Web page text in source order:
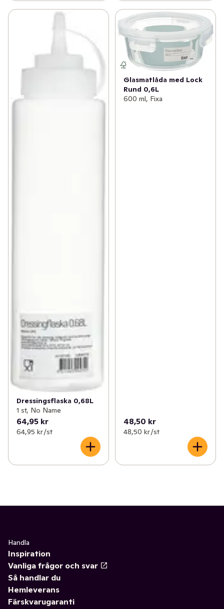
Dressingsflaska 0,68L
1 st, No Name
64,95 kr
64,95 kr /st
Glasmatlåda med Lock
Rund 0,6L
600 ml, Fixa
48,50 kr
48,50 kr /st
Handla
Inspiration
Vanliga frågor och svar
Så handlar du
Hemleverans
Färskvarugaranti